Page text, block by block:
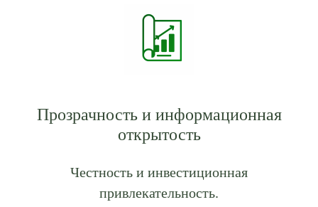
Прозрачность и информационная
открытость
Честность и инвестиционная
привлекательность.